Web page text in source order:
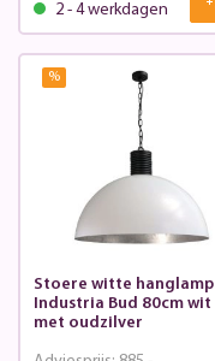
2 - 4 werkdagen
%
Stoere witte hanglamp
Industria Bud 80cm wit
met oudzilver